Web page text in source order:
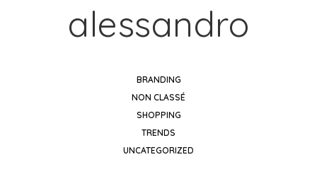
alessandro
BRANDING
NON CLASSÉ
SHOPPING
TRENDS
UNCATEGORIZED